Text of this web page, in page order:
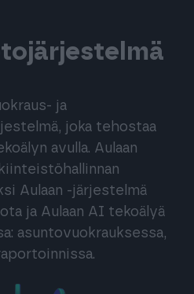
ja
joka tehostaa
avulla. Aulaan
Aulaan -järjestelmä
ja Aulaan AI tekoälyä
asuntovuokrauksessa,